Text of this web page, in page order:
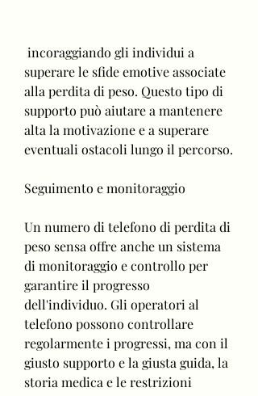
superare le sfide emotive associate
alla perdita di peso. Questo tipo di
supporto può aiutare a mantenere
alta la motivazione e a superare
eventuali ostacoli lungo il percorso.
Seguimento e monitoraggio
Un numero di telefono di perdita di
peso sensa offre anche un sistema
di monitoraggio e controllo per
garantire il progresso
dell'individuo. Gli operatori al
telefono possono controllare
regolarmente i progressi, ma con il
giusto supporto e la giusta guida, la
storia medica e le restrizioni